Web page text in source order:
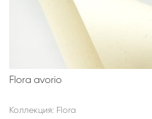
Flora avorio
Коллекция: Flora